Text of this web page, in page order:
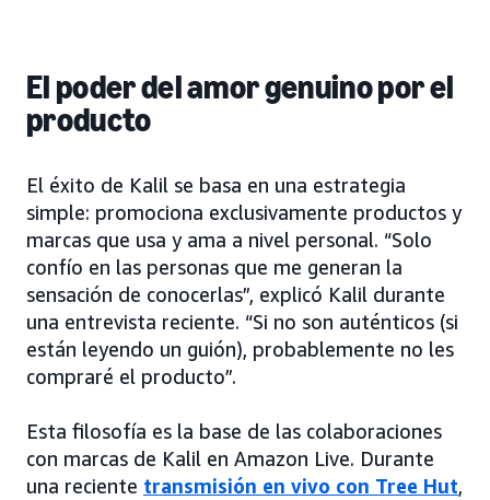
El poder del amor genuino por el
producto
El éxito de Kalil se basa en una estrategia
simple: promociona exclusivamente productos y
marcas que usa y ama a nivel personal. “Solo
confío en las personas que me generan la
sensación de conocerlas”, explicó Kalil durante
una entrevista reciente. “Si no son auténticos (si
están leyendo un guión), probablemente no les
compraré el producto”.
Esta filosofía es la base de las colaboraciones
con marcas de Kalil en Amazon Live. Durante
una reciente transmisión en vivo con Tree Hut,